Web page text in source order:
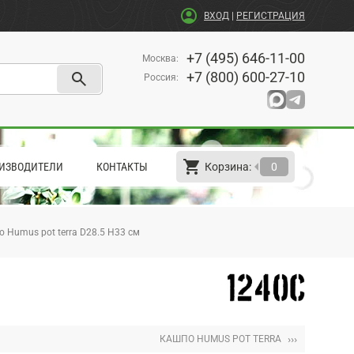
account_circle ВХОД РЕГИСТРАЦИЯ
search
Москва: +7 (495) 646-11-00
Россия: +7 (800) 600-27-10
КОНТАКТЫ shopping_cart Корзина: 0
arrow_left
Humus pot terra D28.5 H33 см
КАШПО HUMUS POT TERRA ›››